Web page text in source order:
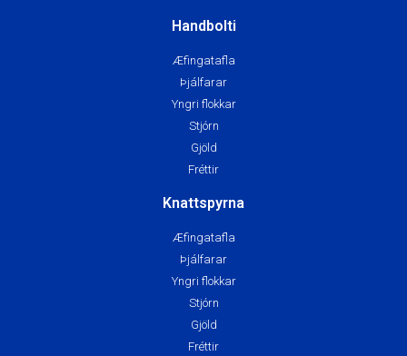
Handbolti
Æfingatafla
Þjálfarar
Yngri flokkar
Stjórn
Gjöld
Fréttir
Knattspyrna
Æfingatafla
Þjálfarar
Yngri flokkar
Stjórn
Gjöld
Fréttir